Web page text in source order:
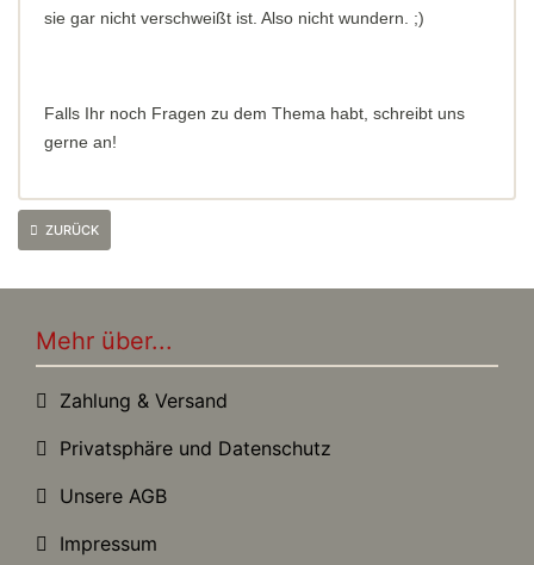
sie gar nicht verschweißt ist. Also nicht wundern. ;)
Falls Ihr noch Fragen zu dem Thema habt, schreibt uns
gerne an!
ZURÜCK
Mehr über...
Zahlung & Versand
Privatsphäre und Datenschutz
Unsere AGB
Impressum